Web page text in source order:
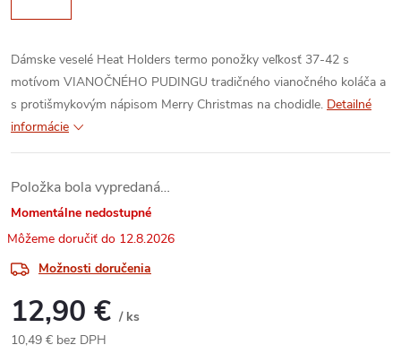
Dámske veselé Heat Holders termo ponožky veľkosť 37-42 s
motívom VIANOČNÉHO PUDINGU tradičného vianočného koláča a
s protišmykovým nápisom Merry Christmas na chodidle. Detailné
informácie
Položka bola vypredaná…
Momentálne nedostupné
12.8.2026
Možnosti doručenia
12,90 € / ks
10,49 € bez DPH